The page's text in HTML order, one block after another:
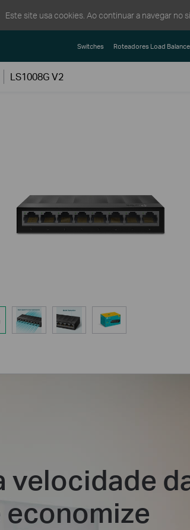
Este site usa cookies. Ao continuar a navegar no
Smart Switches Roteadores Load Balance
LS1008G V2
velocidade
economize